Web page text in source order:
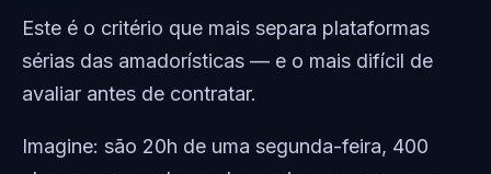
Este é o critério que mais separa plataformas
sérias das amadorísticas — e o mais difícil de
avaliar antes de contratar.
Imagine: são 20h de uma segunda-feira, 400